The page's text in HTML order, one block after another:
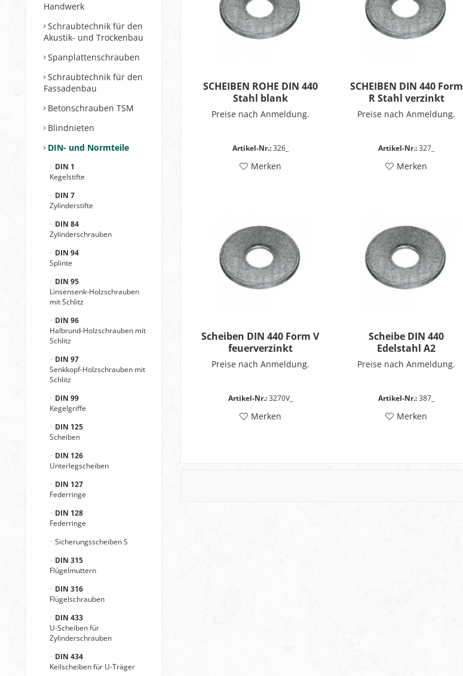
Handwerk
Schraubtechnik für den
Akustik- und Trockenbau
Spanplattenschrauben
Schraubtechnik für den
Fassadenbau
Betonschrauben TSM
Blindnieten
DIN- und Normteile
DIN 1
Kegelstifte
DIN 7
Zylinderstifte
DIN 84
Zylinderschrauben
DIN 94
Splinte
DIN 95
Linsensenk-Holzschrauben
mit Schlitz
DIN 96
Halbrund-Holzschrauben mit
Schlitz
DIN 97
Senkkopf-Holzschrauben mit
Schlitz
DIN 99
Kegelgriffe
DIN 125
Scheiben
DIN 126
Unterlegscheiben
DIN 127
Federringe
DIN 128
Federringe
Sicherungsscheiben S
DIN 315
Flügelmuttern
DIN 316
Flügelschrauben
DIN 433
U-Scheiben für
Zylinderschrauben
DIN 434
Keilscheiben für U-Träger
SCHEIBEN ROHE DIN 440
Stahl blank
Preise nach Anmeldung.
Artikel-Nr.:326_
Merken
SCHEIBEN DIN 440 Form
R Stahl verzinkt
Preise nach Anmeldung.
Artikel-Nr.:327_
Merken
Scheiben DIN 440 Form V
feuerverzinkt
Preise nach Anmeldung.
Artikel-Nr.:3270V_
Merken
Scheibe DIN 440
Edelstahl A2
Preise nach Anmeldung.
Artikel-Nr.:387_
Merken